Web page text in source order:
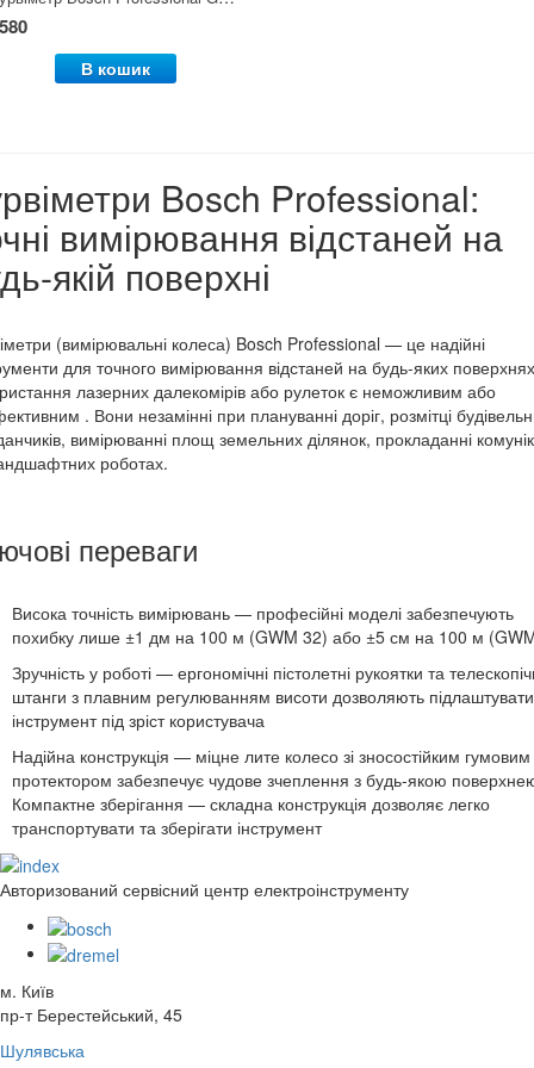
В кошик
Bosch Professional:
вимірювання відстаней на
якій поверхні
(вимірювальні колеса) Bosch Professional — це надійні
для точного вимірювання відстаней на будь-яких
лазерних далекомірів або рулеток є неможливим або
. Вони незамінні при плануванні доріг, розмітці
вимірюванні площ земельних ділянок, прокладанні
роботах.
переваги
Висока точність вимірювань — професійні моделі забезпечують
похибку лише ±1 дм на 100 м (GWM 32) або ±5 см на 100 м
Зручність у роботі — ергономічні пістолетні рукоятки та
штанги з плавним регулюванням висоти дозволяють підлаштувати
інструмент під зріст користувача
Надійна конструкція — міцне лите колесо зі зносостійким гумовим
протектором забезпечує чудове зчеплення з будь-якою
Компактне зберігання — складна конструкція дозволяє легко
транспортувати та зберігати інструмент
Авторизований сервісний центр електроінструменту
м. Київ
пр-т Берестейський, 45
Шулявська